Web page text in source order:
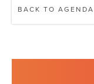
BACK TO AGENDA